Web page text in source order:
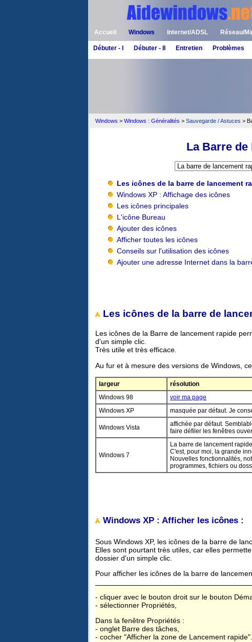
Accueil Windows Internet/ADSL Réseau/
Débuter - I Débuter - II Entretien Problèmes
Windows > Windows : Généralités > Sauvegarde / Astuces >
La Barre
Les icônes de la barre de lancement
Windows XP : Affichage des icônes
Les icônes principales
L'icône Bureau
Ajouter des icônes
Afficher toutes les icônes
Conseils sur l'utilisation des icônes
Ajouter une adresse Internet dans la
Les icônes de la barre de
Les icônes de la Barre de lancement rapide
d'un simple clic.
Très utile et très efficace.
Au fur et à mesure des versions de Windows,
largeur
résolution
Windows 98
voir ma page
Windows XP
masquée par défaut. Je
Windows Vista
affichée par défaut.
faire défiler les fenêtres
Windows 7
La barre de lancement
C'est, pour moi, la grande
Nouvelles fonctionnalités,
programmes, fichiers ou
Windows XP : Afficher les icônes :
Sous Windows XP, les icônes de la barre de
Elles sont pourtant très utiles, car elles
dossier d'un simple clic.
Pour afficher les icônes de la barre de
- cliquer avec le bouton droit sur le bouton
- sélectionner Propriétés,
Dans la fenêtre Propriétés :
- onglet Barre des tâches,
- cocher "Afficher la zone de Lancement rapide".